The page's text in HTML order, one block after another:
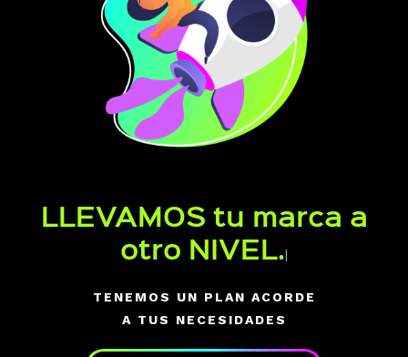
LLEVAMOS tu marca a
otro NIVEL.
TENEMOS UN PLAN ACORDE
A TUS NECESIDADES